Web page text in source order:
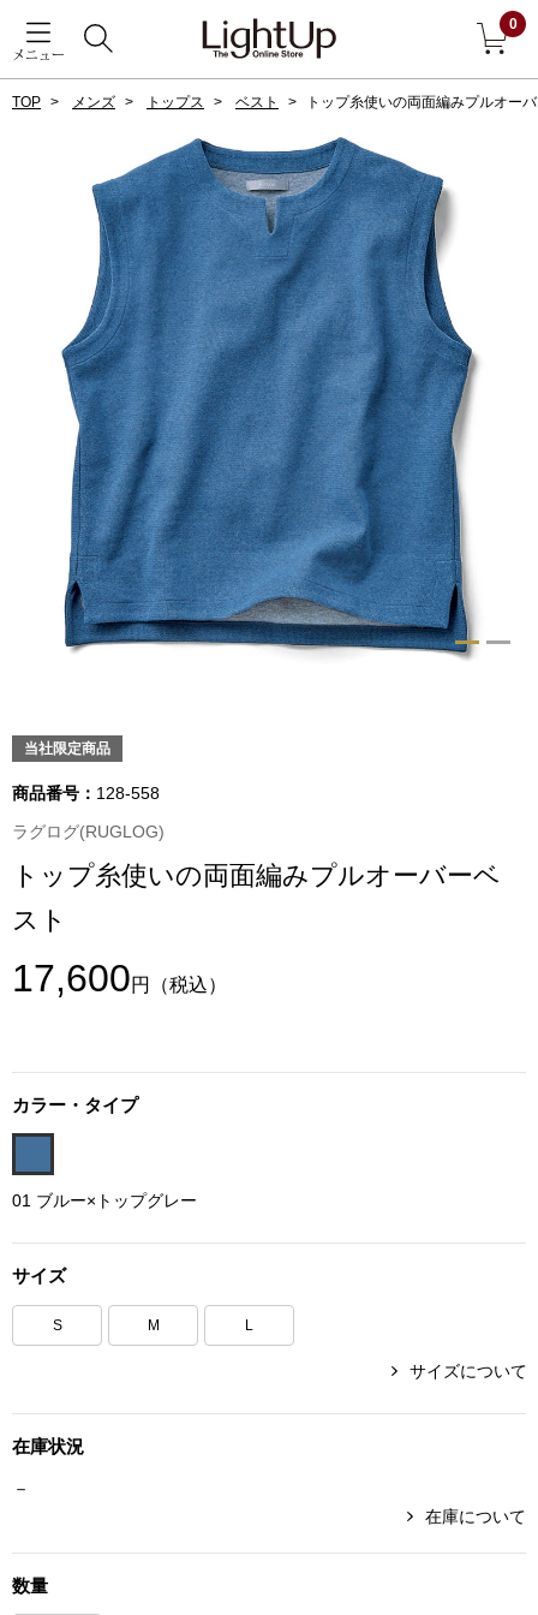
メニュー
0
すべて見る
ダーウェア
BOGARD 最新号はこちら
戻る
アウター
ジャケット
コート
ブルゾン
その他
トップス
Tシャツ／カッ
セーター／カ
その他
ルームウェア
TOP メンズ トップス ベスト トップ糸使いの両面編みプルオー
当社限定商品
商品番号： 128-558
ラグログ(RUGLOG)
トップ糸使いの両面編みプルオーバーベ
スト
17,600円 （税込）
カラー・タイプ
01 ブルー×トップグレー
サイズ
S M L
サイズについて
在庫状況
－
在庫について
数量